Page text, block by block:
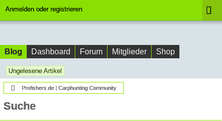
Anmelden oder registrieren
Blog Dashboard Forum Mitglieder Shop
Ungelesene Artikel
Profishers.de | Carphunting Community
Suche